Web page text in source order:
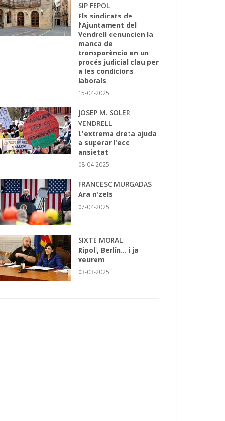
SIP FEPOL
Els sindicats de
l'Ajuntament del
Vendrell denuncien la
manca de
transparència en un
procés judicial clau per
a les condicions
laborals
15-04-2025
JOSEP M. SOLER
VENDRELL
L'extrema dreta ajuda
a superar l'eco
ansietat
08-04-2025
FRANCESC MURGADAS
Ara n'zels
07-04-2025
SIXTE MORAL
Ripoll, Berlín... i ja
veurem
03-03-2025